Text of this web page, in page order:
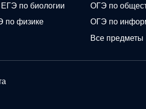
ЕГЭ по биологии
по физике
ОГЭ по
ОГЭ по
Все предметы